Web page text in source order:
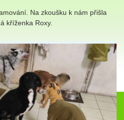
Na zkoušku k nám přišla
kříženka Roxy.